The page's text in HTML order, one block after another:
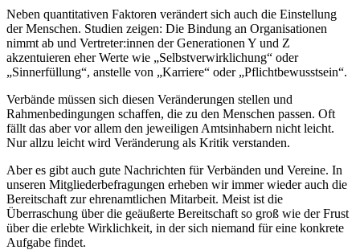
Neben quantitativen Faktoren verändert sich auch die Einstellung
der Menschen. Studien zeigen: Die Bindung an Organisationen
nimmt ab und Vertreter:innen der Generationen Y und Z
akzentuieren eher Werte wie „Selbstverwirklichung“ oder
„Sinnerfüllung“, anstelle von „Karriere“ oder „Pflichtbewusstsein“.
Verbände müssen sich diesen Veränderungen stellen und
Rahmenbedingungen schaffen, die zu den Menschen passen. Oft
fällt das aber vor allem den jeweiligen Amtsinhabern nicht leicht.
Nur allzu leicht wird Veränderung als Kritik verstanden.
Aber es gibt auch gute Nachrichten für Verbänden und Vereine. In
unseren Mitgliederbefragungen erheben wir immer wieder auch die
Bereitschaft zur ehrenamtlichen Mitarbeit. Meist ist die
Überraschung über die geäußerte Bereitschaft so groß wie der Frust
über die erlebte Wirklichkeit, in der sich niemand für eine konkrete
Aufgabe findet.